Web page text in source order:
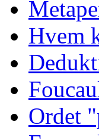
Hvem
Ordet